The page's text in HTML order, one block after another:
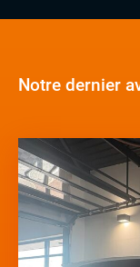
Notre dernier